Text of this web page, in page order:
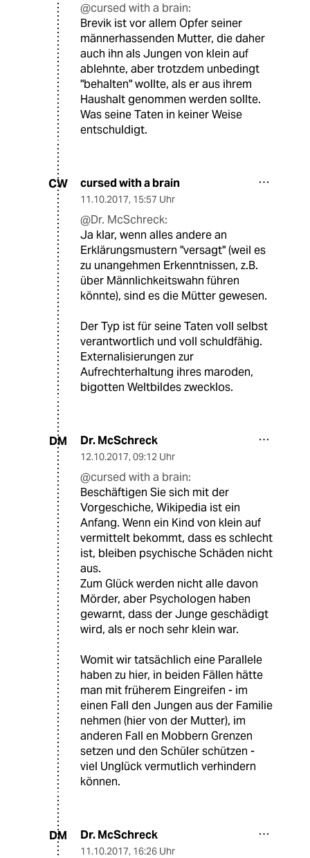
@cursed with a brain:
Brevik ist vor allem Opfer seiner
männerhassenden Mutter, die daher
auch ihn als Jungen von klein auf
ablehnte, aber trotzdem unbedingt
"behalten" wollte, als er aus ihrem
Haushalt genommen werden sollte.
Was seine Taten in keiner Weise
entschuldigt.
CW cursed with a brain
11.10.2017, 15:57 Uhr
@Dr. McSchreck:
Ja klar, wenn alles andere an
Erklärungsmustern "versagt" (weil es
zu unangehmen Erkenntnissen, z.B.
über Männlichkeitswahn führen
könnte), sind es die Mütter gewesen.
Der Typ ist für seine Taten voll selbst
verantwortlich und voll schuldfähig.
Externalisierungen zur
Aufrechterhaltung ihres maroden,
bigotten Weltbildes zwecklos.
DM Dr. McSchreck
12.10.2017, 09:12 Uhr
@cursed with a brain:
Beschäftigen Sie sich mit der
Vorgeschiche, Wikipedia ist ein
Anfang. Wenn ein Kind von klein auf
vermittelt bekommt, dass es schlecht
ist, bleiben psychische Schäden nicht
aus.
Zum Glück werden nicht alle davon
Mörder, aber Psychologen haben
gewarnt, dass der Junge geschädigt
wird, als er noch sehr klein war.
Womit wir tatsächlich eine Parallele
haben zu hier, in beiden Fällen hätte
man mit früherem Eingreifen - im
einen Fall den Jungen aus der Familie
nehmen (hier von der Mutter), im
anderen Fall en Mobbern Grenzen
setzen und den Schüler schützen -
viel Unglück vermutlich verhindern
können.
DM Dr. McSchreck
11.10.2017, 16:26 Uhr